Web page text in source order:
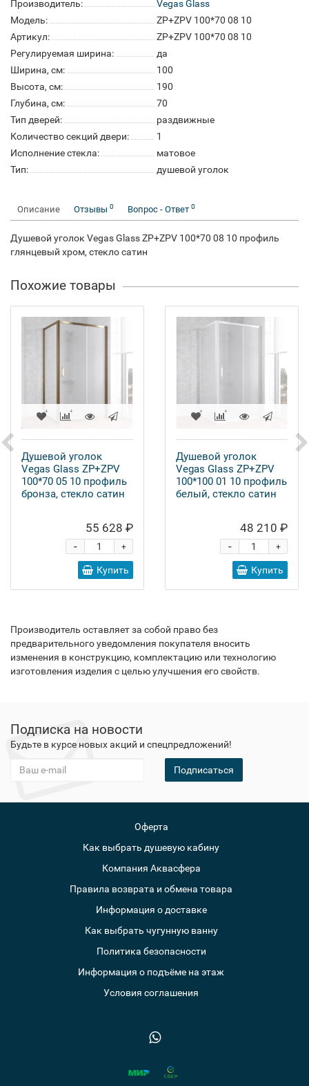
Производитель:
Vegas Glass
Модель:
ZP+ZPV 100*70 08 10
Артикул:
ZP+ZPV 100*70 08 10
Регулируемая ширина:
да
Ширина, см:
100
Высота, см:
190
Глубина, см:
70
Тип дверей:
раздвижные
Количество секций двери:
1
Исполнение стекла:
матовое
Тип:
душевой уголок
Описание Отзывы 0 Вопрос - Ответ 0
Душевой уголок Vegas Glass ZP+ZPV 100*70 08 10 профиль
глянцевый хром, стекло сатин
Похожие товары
Душевой уголок
Vegas Glass ZP+ZPV
100*70 05 10 профиль
бронза, стекло сатин
55 628 ₽
+
-
Купить
Душевой уголок
Vegas Glass ZP+ZPV
100*100 01 10 профиль
белый, стекло сатин
48 210 ₽
+
-
Купить
Производитель оставляет за собой право без
предварительного уведомления покупателя вносить
изменения в конструкцию, комплектацию или технологию
изготовления изделия с целью улучшения его свойств.
Подписка на новости
Будьте в курсе новых акций и спецпредложений!
Подписаться
Оферта
Как выбрать душевую кабину
Компания Аквасфера
Правила возврата и обмена товара
Информация о доставке
Как выбрать чугунную ванну
Политика безопасности
Информация о подъёме на этаж
Условия соглашения